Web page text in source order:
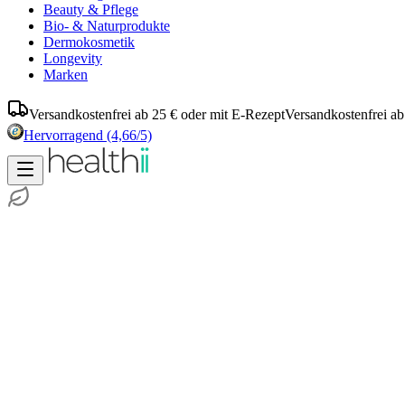
Beauty & Pflege
Bio- & Naturprodukte
Dermokosmetik
Longevity
Marken
Versandkostenfrei ab 25 € oder mit E-RezeptVersandkostenfrei
Hervorragend (4,66/5)